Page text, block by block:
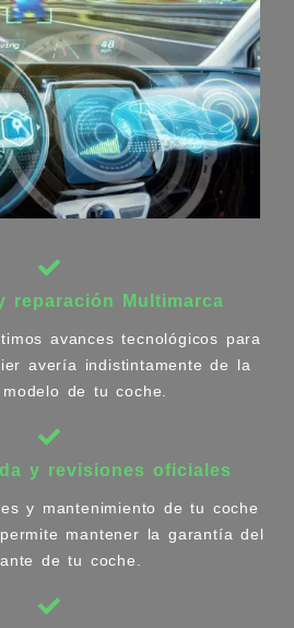
reparación Multimarca
avances tecnológicos para
avería indistintamente de la
de tu coche.
y revisiones oficiales
y mantenimiento de tu coche
mantener la garantía del
de tu coche.